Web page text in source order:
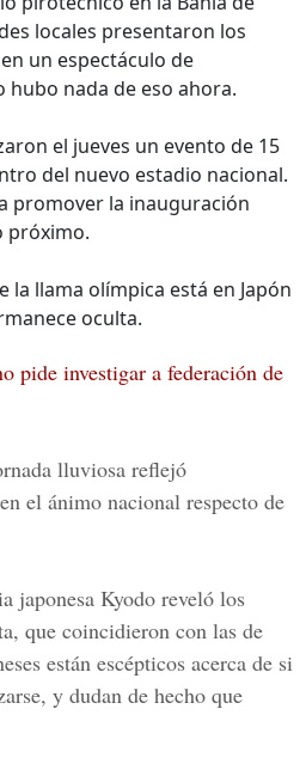
locales presentaron los
un espectáculo de
nada de eso ahora.
el jueves un evento de 15
del nuevo estadio nacional.
promover la inauguración
próximo.
la llama olímpica está en Japón
oculta.
pide investigar a federación de
lluviosa reflejó
el ánimo nacional respecto de
japonesa Kyodo reveló los
que coincidieron con las de
están escépticos acerca de si
y dudan de hecho que